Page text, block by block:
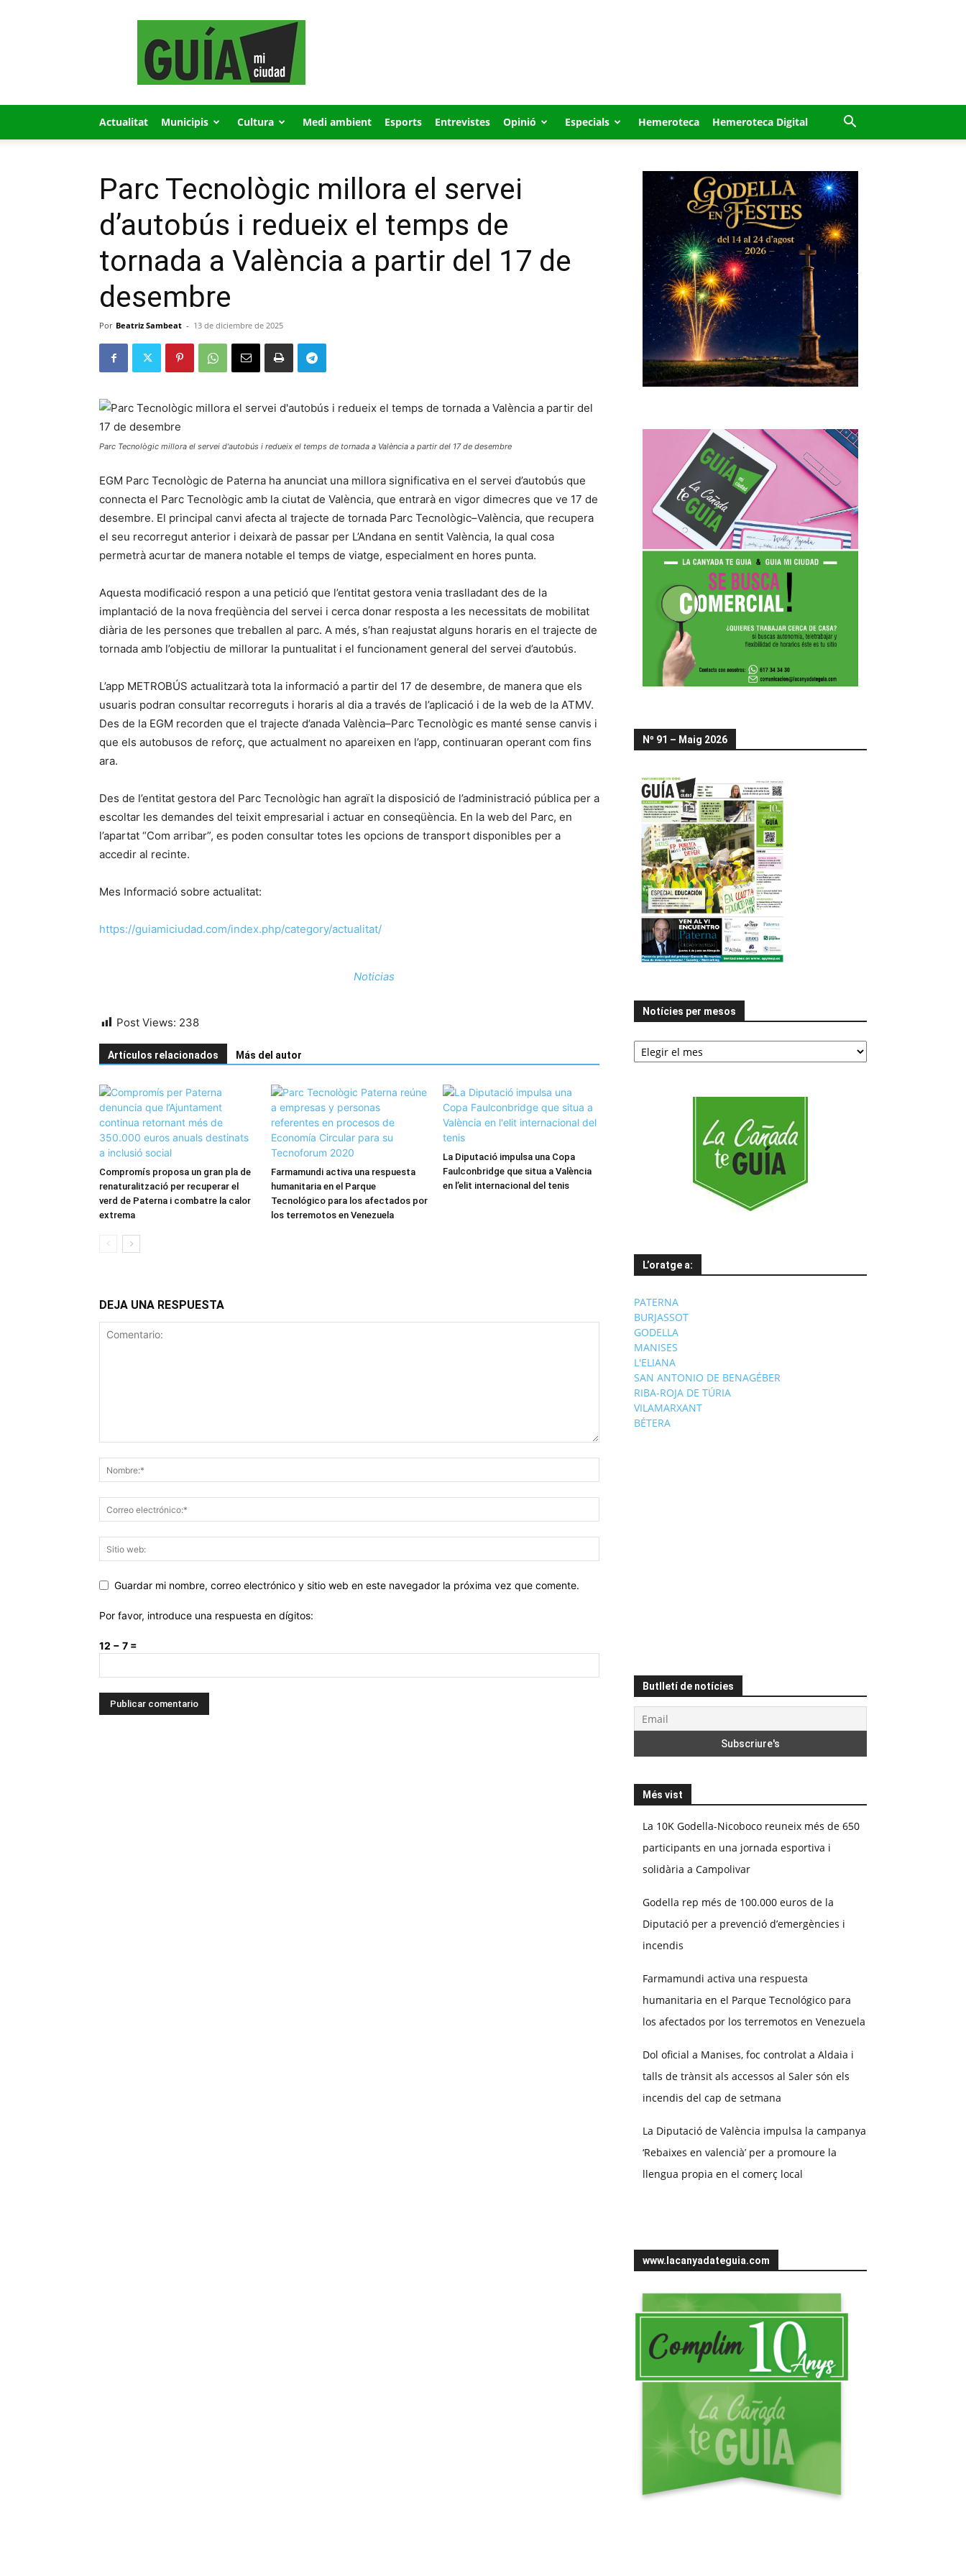
MI
CIUDAD
Actualitat Municipis Cultura Medi ambient Esports Entrevistes Opinió Especials Hemeroteca Hemeroteca Digital
Parc Tecnològic millora el servei
d’autobús i redueix el temps de
tornada a València a partir del 17 de
desembre
Por Beatriz Sambeat - 13 de diciembre de 2025
Parc Tecnològic millora el servei d'autobús i redueix el temps de tornada a València a partir del 17 de desembre
EGM Parc Tecnològic de Paterna ha anunciat una millora significativa en el servei d’autobús que
connecta el Parc Tecnològic amb la ciutat de València, que entrarà en vigor dimecres que ve 17 de
desembre. El principal canvi afecta al trajecte de tornada Parc Tecnològic–València, que recupera
el seu recorregut anterior i deixarà de passar per L’Andana en sentit València, la qual cosa
permetrà acurtar de manera notable el temps de viatge, especialment en hores punta.
Aquesta modificació respon a una petició que l’entitat gestora venia traslladant des de la
implantació de la nova freqüència del servei i cerca donar resposta a les necessitats de mobilitat
diària de les persones que treballen al parc. A més, s’han reajustat alguns horaris en el trajecte de
tornada amb l’objectiu de millorar la puntualitat i el funcionament general del servei d’autobús.
L’app METROBÚS actualitzarà tota la informació a partir del 17 de desembre, de manera que els
usuaris podran consultar recorreguts i horaris al dia a través de l’aplicació i de la web de la ATMV.
Des de la EGM recorden que el trajecte d’anada València–Parc Tecnològic es manté sense canvis i
que els autobusos de reforç, que actualment no apareixen en l’app, continuaran operant com fins
ara.
Des de l’entitat gestora del Parc Tecnològic han agraït la disposició de l’administració pública per a
escoltar les demandes del teixit empresarial i actuar en conseqüència. En la web del Parc, en
l’apartat “Com arribar”, es poden consultar totes les opcions de transport disponibles per a
accedir al recinte.
Mes Informació sobre actualitat:
https://guiamiciudad.com/index.php/category/actualitat/
Noticias
Post Views: 238
Artículos relacionados Más del autor
Compromís proposa un gran pla de
renaturalització per recuperar el
verd de Paterna i combatre la calor
extrema
Farmamundi activa una respuesta
humanitaria en el Parque
Tecnológico para los afectados por
los terremotos en Venezuela
La Diputació impulsa una Copa
Faulconbridge que situa a València
en l’elit internacional del tenis
DEJA UNA RESPUESTA
Guardar mi nombre, correo electrónico y sitio web en este navegador la próxima vez que comente.
Por favor, introduce una respuesta en dígitos:
12 − 7 =
Nº 91 – Maig 2026
Notícies per mesos
Notícies
per
L’oratge a:
PATERNA
BURJASSOT
GODELLA
MANISES
L'ELIANA
SAN ANTONIO DE BENAGÉBER
RIBA-ROJA DE TÚRIA
VILAMARXANT
BÉTERA
Butlletí de notícies
Més vist
La 10K Godella-Nicoboco reuneix més de 650
participants en una jornada esportiva i
solidària a Campolivar
Godella rep més de 100.000 euros de la
Diputació per a prevenció d’emergències i
incendis
Farmamundi activa una respuesta
humanitaria en el Parque Tecnológico para
los afectados por los terremotos en Venezuela
Dol oficial a Manises, foc controlat a Aldaia i
talls de trànsit als accessos al Saler són els
incendis del cap de setmana
La Diputació de València impulsa la campanya
‘Rebaixes en valencià’ per a promoure la
llengua propia en el comerç local
www.lacanyadateguia.com